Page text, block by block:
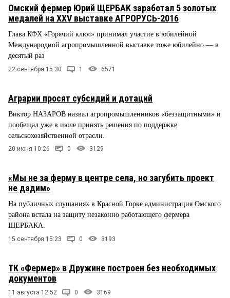
Омский фермер Юрий ЩЕРБАК заработал 5 золотых
медалей на ХХV выставке АГРОРУСЬ-2016
Глава КФХ «Горячий ключ» принимал участие в юбилейной
Международной агропромышленной выставке тоже юбилейно — в
десятый раз
22 сентября 15:30 1 6571
Аграрии просят субсидий и дотаций
Виктор НАЗАРОВ назвал агропромышленников «беззащитными» и
пообещал уже в июле принять решения по поддержке
сельскохозяйственной отрасли.
20 июня 10:26 0 3129
«Мы не за ферму в центре села, но загубить проект
не дадим»
На публичных слушаниях в Красной Горке администрация Омского
района встала на защиту незаконно работающего фермера
ЩЕРБАКА.
15 сентября 15:23 0 3193
ТК «Фермер» в Дружине построен без необходимых
документов
11 августа 12:52 0 3169